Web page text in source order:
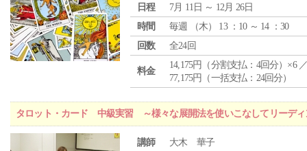
日程
7月 11日 ～ 12月 26日
時間
毎週 （木） 13 ：10 ～ 14 ：30
回数
全24回
料金
14,175円（分割支払：4回分）×6
77,175円（一括支払：24回分）
タロット・カード 中級実習 ～様々な展開法を使いこなしてリーディ
講師
大木 華子